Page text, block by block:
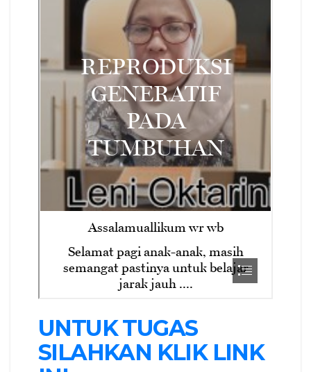
UNTUK TUGAS
SILAHKAN KLIK LINK